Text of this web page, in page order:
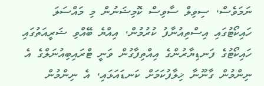
ނަމަވެސް، ސިވިލް ސާވިސް ކޮމިޝަނުން މި މައްސަލަ
ހައިކޯޓުގައި އިސްތިއުނާފު ކުރުމުން، އިއްޔެ ބޭއްވި ޝަރީއަތުގައި
ހައިކޯޓުގެ ފަނޑިޔާރުންގެ އިއްތިފާގުން ވަނީ ޓްރައިބިއުނަލްގެ އެ
ނިންމުން ގާނޫނާ ޚިލާފުކަމަށް ކަނޑައަޅައި، އެ ނިންމުން